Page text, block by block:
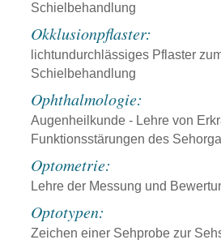
Schielbehandlung
Okklusionpflaster:
lichtundurchlässiges Pflaster
Schielbehandlung
Ophthalmologie:
Augenheilkunde - Lehre von
Funktionsstärungen des
Optometrie:
Lehre der Messung und
Optotypen:
Zeichen einer Sehprobe zur